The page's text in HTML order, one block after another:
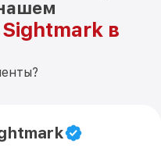
Sightmark в